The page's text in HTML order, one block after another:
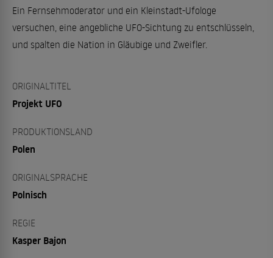
Ein Fernsehmoderator und ein Kleinstadt-Ufologe
versuchen, eine angebliche UFO-Sichtung zu entschlüsseln,
und spalten die Nation in Gläubige und Zweifler.
ORIGINALTITEL
Projekt UFO
PRODUKTIONSLAND
Polen
ORIGINALSPRACHE
Polnisch
REGIE
Kasper Bajon